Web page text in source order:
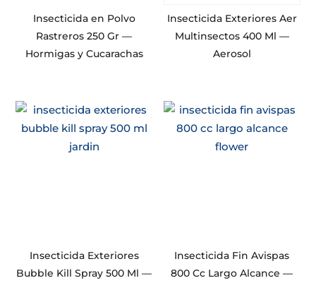
Insecticida en Polvo
Rastreros 250 Gr —
Hormigas y Cucarachas
Insecticida Exteriores Aer
Multinsectos 400 Ml —
Aerosol
Insecticida Exteriores
Bubble Kill Spray 500 Ml —
Insecticida Fin Avispas
800 Cc Largo Alcance —